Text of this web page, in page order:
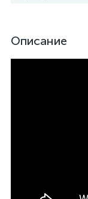
Описание